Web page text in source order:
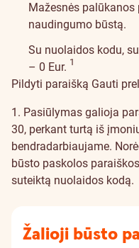
Mažesnės palūkanos
naudingumo būstą.
Su nuolaidos kodu,
– 0 Eur. 1
Įspėjimo detalės
Pildyti paraišką Gauti
1. Pasiūlymas galioja
30, perkant turtą iš
bendradarbiaujame.
būsto paskolos
suteiktą nuolaidos kodą.
Žalioji būsto